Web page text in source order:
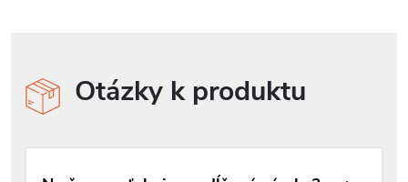
Otázky k produktu